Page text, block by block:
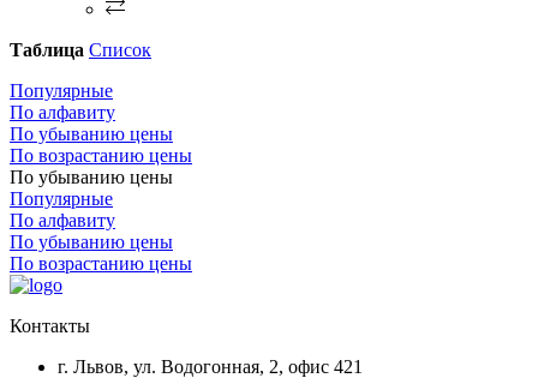
Таблица Список
Популярные
По алфавиту
По убыванию цены
По возрастанию цены
По убыванию цены
Популярные
По алфавиту
По убыванию цены
По возрастанию цены
Контакты
г. Львов, ул. Водогонная, 2, офис 421